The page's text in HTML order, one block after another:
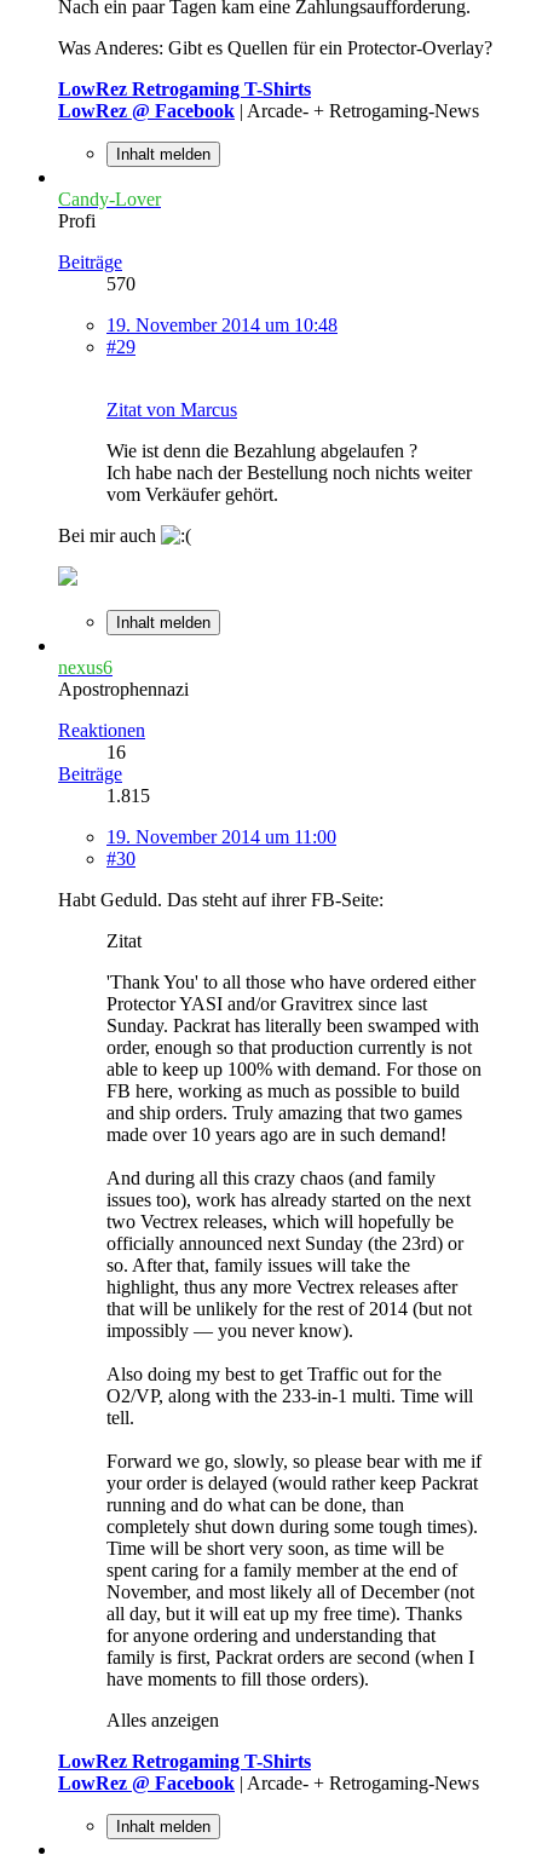
Nach ein paar Tagen kam eine Zahlungsaufforderung.
Was Anderes: Gibt es Quellen für ein Protector-Overlay?
LowRez Retrogaming T-Shirts
LowRez @ Facebook | Arcade- + Retrogaming-News
Inhalt melden
Candy-Lover
Profi
Beiträge
570
19. November 2014 um 10:48
#29
Zitat von Marcus
Wie ist denn die Bezahlung abgelaufen ?
Ich habe nach der Bestellung noch nichts weiter
vom Verkäufer gehört.
Bei mir auch
Inhalt melden
nexus6
Apostrophennazi
Reaktionen
16
Beiträge
1.815
19. November 2014 um 11:00
#30
Habt Geduld. Das steht auf ihrer FB-Seite:
Zitat
'Thank You' to all those who have ordered either
Protector YASI and/or Gravitrex since last
Sunday. Packrat has literally been swamped with
order, enough so that production currently is not
able to keep up 100% with demand. For those on
FB here, working as much as possible to build
and ship orders. Truly amazing that two games
made over 10 years ago are in such demand!
And during all this crazy chaos (and family
issues too), work has already started on the next
two Vectrex releases, which will hopefully be
officially announced next Sunday (the 23rd) or
so. After that, family issues will take the
highlight, thus any more Vectrex releases after
that will be unlikely for the rest of 2014 (but not
impossibly — you never know).
Also doing my best to get Traffic out for the
O2/VP, along with the 233-in-1 multi. Time will
tell.
Forward we go, slowly, so please bear with me if
your order is delayed (would rather keep Packrat
running and do what can be done, than
completely shut down during some tough times).
Time will be short very soon, as time will be
spent caring for a family member at the end of
November, and most likely all of December (not
all day, but it will eat up my free time). Thanks
for anyone ordering and understanding that
family is first, Packrat orders are second (when I
have moments to fill those orders).
Alles anzeigen
LowRez Retrogaming T-Shirts
LowRez @ Facebook | Arcade- + Retrogaming-News
Inhalt melden